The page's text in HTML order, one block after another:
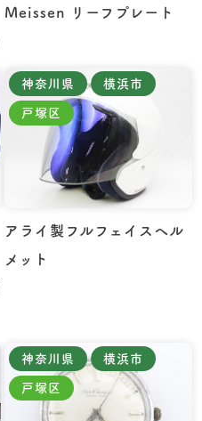
Meissen リーフプレート
神奈川県 横浜市
戸塚区
アライ製フルフェイスヘル
メット
神奈川県 横浜市
戸塚区